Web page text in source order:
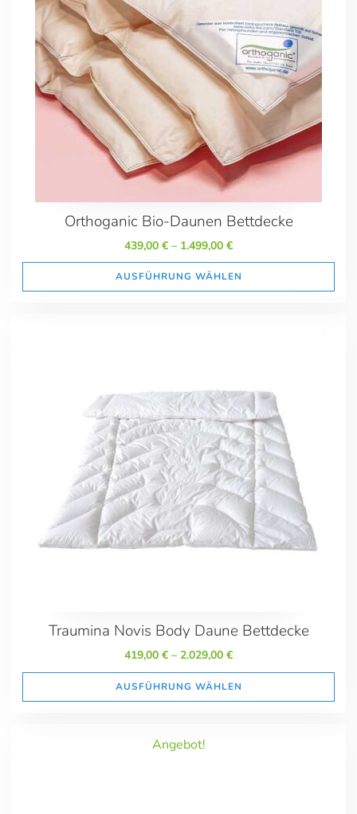
Orthoganic Bio-Daunen Bettdecke
439,00 € – 1.499,00 €
AUSFÜHRUNG WÄHLEN
Traumina Novis Body Daune Bettdecke
419,00 € – 2.029,00 €
AUSFÜHRUNG WÄHLEN
Angebot!